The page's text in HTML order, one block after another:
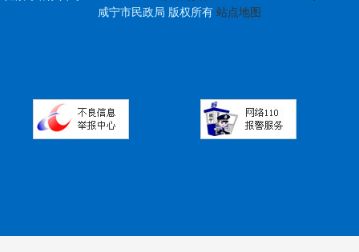
咸宁市民政局 版权所有 站点地图